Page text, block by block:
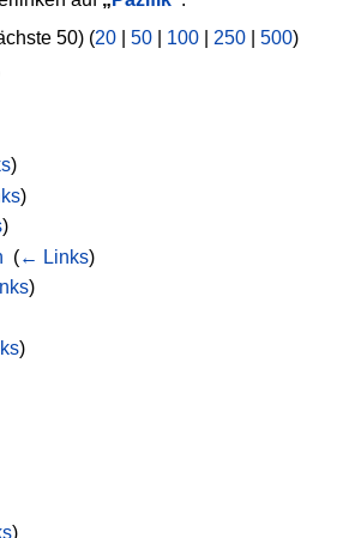
50) (20 50 100 250 500)
)
)
)
(← Links)
)
)
)